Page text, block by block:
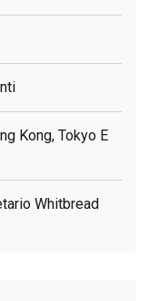
Kong, Tokyo E
Whitbread